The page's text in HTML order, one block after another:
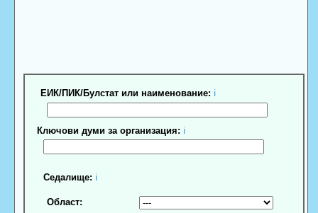
ЕИК/ПИК/Булстат или наименование: ℹ
Ключови думи за организация: ℹ
Седалище: ℹ
Област: